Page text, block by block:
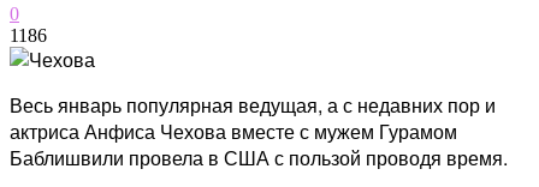
0
1186
Весь январь популярная ведущая, а с недавних пор и
актриса Анфиса Чехова вместе с мужем Гурамом
Баблишвили провела в США с пользой проводя время.